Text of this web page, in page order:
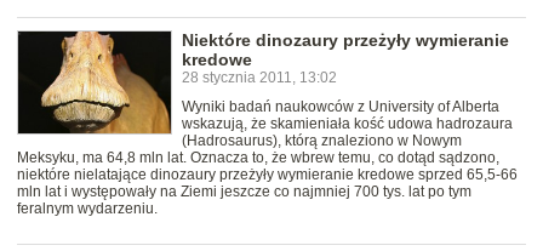
Niektóre dinozaury przeżyły wymieranie
kredowe
28 stycznia 2011, 13:02
Wyniki badań naukowców z University of Alberta
wskazują, że skamieniała kość udowa hadrozaura
(Hadrosaurus), którą znaleziono w Nowym
Meksyku, ma 64,8 mln lat. Oznacza to, że wbrew temu, co dotąd sądzono,
niektóre nielatające dinozaury przeżyły wymieranie kredowe sprzed 65,5-66
mln lat i występowały na Ziemi jeszcze co najmniej 700 tys. lat po tym
feralnym wydarzeniu.